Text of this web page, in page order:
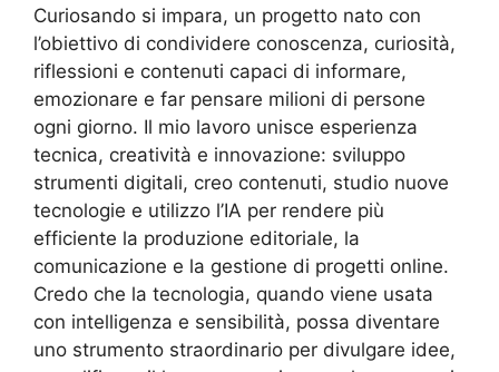
Curiosando si impara, un progetto nato con
l’obiettivo di condividere conoscenza, curiosità,
riflessioni e contenuti capaci di informare,
emozionare e far pensare milioni di persone
ogni giorno. Il mio lavoro unisce esperienza
tecnica, creatività e innovazione: sviluppo
strumenti digitali, creo contenuti, studio nuove
tecnologie e utilizzo l’IA per rendere più
efficiente la produzione editoriale, la
comunicazione e la gestione di progetti online.
Credo che la tecnologia, quando viene usata
con intelligenza e sensibilità, possa diventare
uno strumento straordinario per divulgare idee,